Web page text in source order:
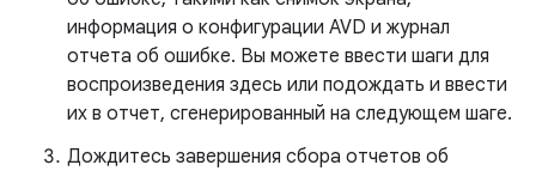
информация о конфигурации AVD и журнал
отчета об ошибке. Вы можете ввести шаги для
воспроизведения здесь или подождать и ввести
их в отчет, сгенерированный на следующем шаге.
Дождитесь завершения сбора отчетов об